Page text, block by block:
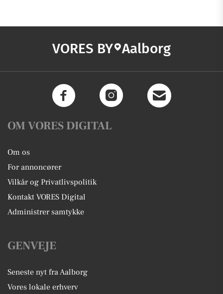
VORES BY Aalborg
OM VORES DIGITAL
Om os
For annoncører
Vilkår og Privatlivspolitik
Kontakt VORES Digital
Administrer samtykke
GENVEJE
Seneste nyt fra Aalborg
Vores lokale erhverv